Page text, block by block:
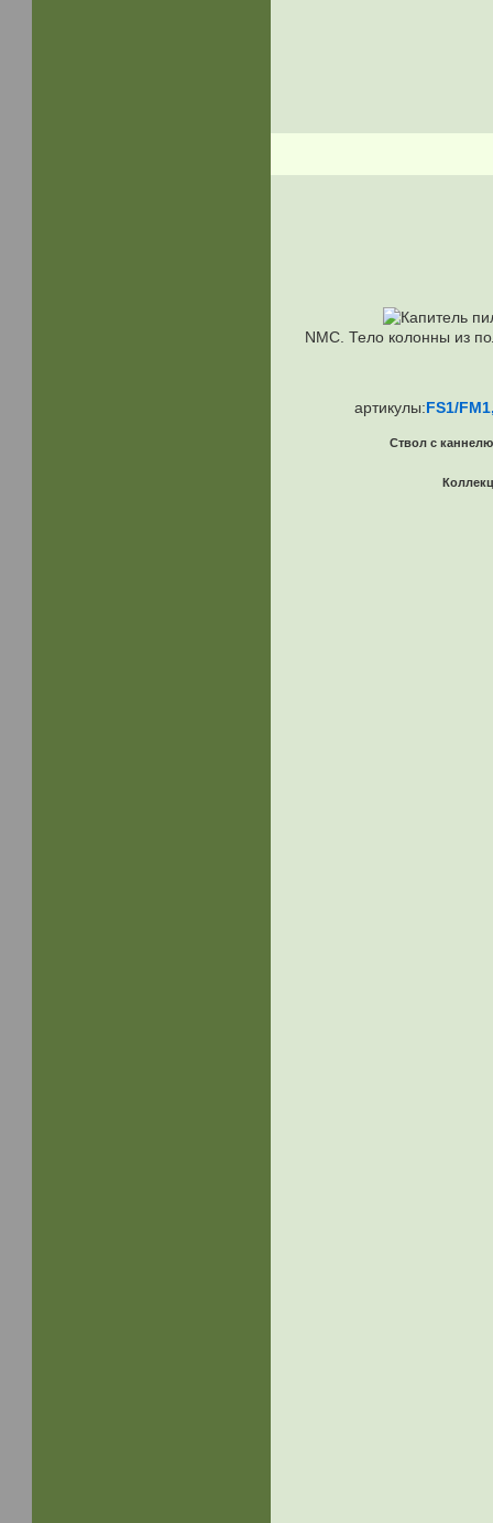
NMC. Тело колонны из
артикулы:FS1/
Ствол с